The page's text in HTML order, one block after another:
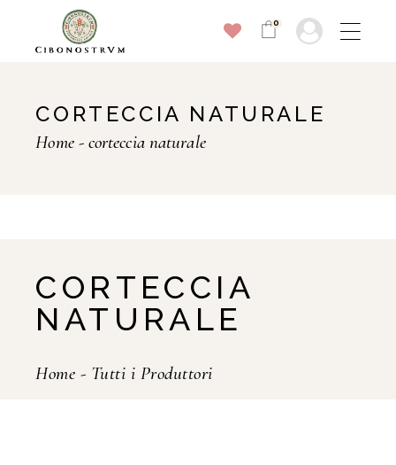
0
CORTECCIA NATURALE
Home corteccia naturale
CORTECCIA
NATURALE
Home - Tutti i Produttori